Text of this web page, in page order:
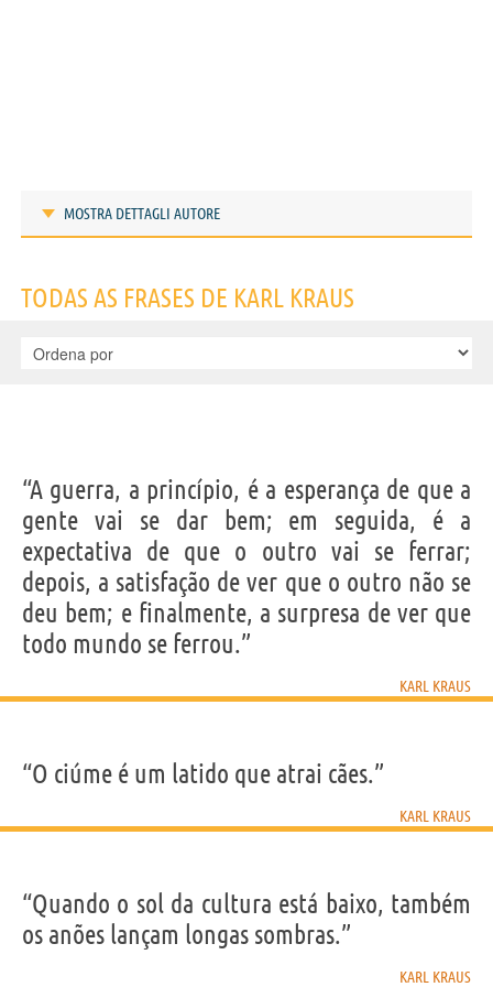
MOSTRA DETTAGLI AUTORE
IDENTIKIT E DADOS PESSOAIS
Nome
Sobrenome Kraus
Nascido 29 Abril 1874 em Gitschin, Boemia
Falecido 12 Junho 1936 em Vienna
Gênero masculino
Nacionalidade Austríaca
Profissão escritor,jornalista
Signo do zodíaco Touro
Frases, citações e aforismos de Karl Kraus
4
“O ciúme é um latido que atrai cães.”
KARL KRAUS
Personagens relacionados porPROFISSÃO CONTEÚDOS
TODAS AS FRASES DE KARL KRAUS
“A guerra, a princípio, é a esperança de que a
gente vai se dar bem; em seguida, é a
expectativa de que o outro vai se ferrar;
depois, a satisfação de ver que o outro não se
deu bem; e finalmente, a surpresa de ver que
todo mundo se ferrou.”
KARL KRAUS
“O ciúme é um latido que atrai cães.”
KARL KRAUS
“Quando o sol da cultura está baixo, também
os anões lançam longas sombras.”
KARL KRAUS